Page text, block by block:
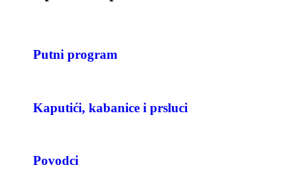
Putni program
Kaputići, kabanice i prsluci
Povodci